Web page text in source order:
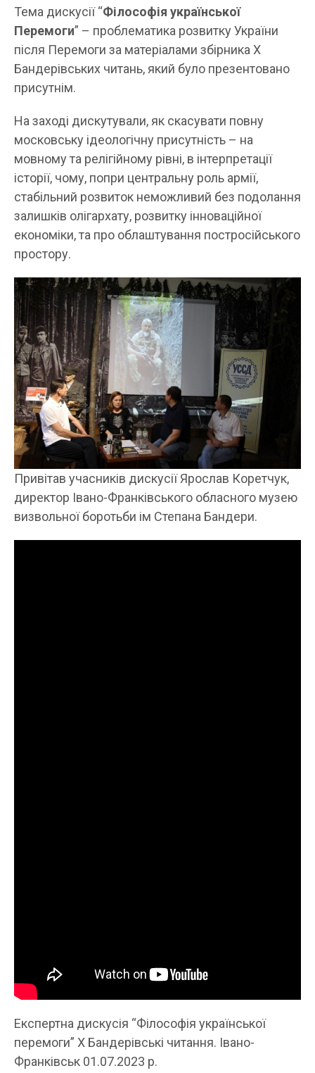
Тема дискусії “Філософія української
Перемоги” – проблематика розвитку України
після Перемоги за матеріалами збірника X
Бандерівських читань, який було презентовано
присутнім.
На заході дискутували, як скасувати повну
московську ідеологічну присутність – на
мовному та релігійному рівні, в інтерпретації
історії, чому, попри центральну роль армії,
стабільний розвиток неможливий без подолання
залишків олігархату, розвитку інноваційної
економіки, та про облаштування постросійського
простору.
Привітав учасників дискусії Ярослав Коретчук,
директор Івано-Франківського обласного музею
визвольної боротьби ім Степана Бандери.
Експертна дискусія “Філософія української
перемоги” Х Бандерівські читання. Івано-
Франківськ 01.07.2023 р.